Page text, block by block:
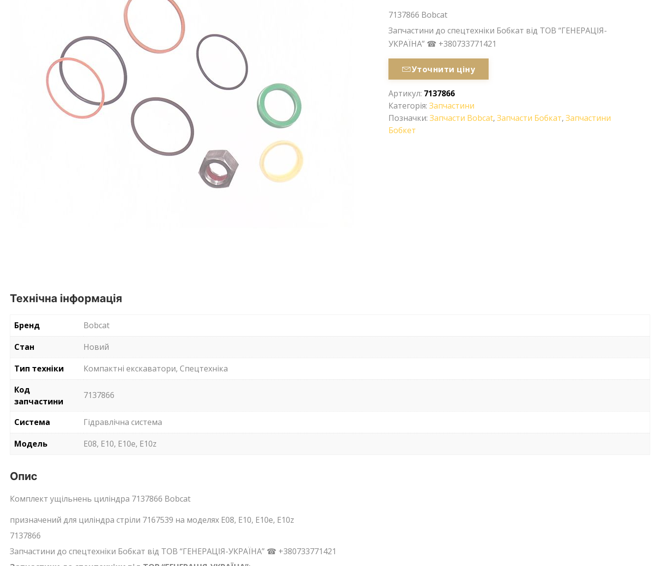
7137866 Bobcat
Запчастини до спецтехніки Бобкат від ТОВ “ГЕНЕРАЦІЯ-
УКРАЇНА” ☎ +380733771421
Уточнити ціну
Артикул: 7137866
Категорія:Запчастини
Позначки:Запчасти Bobcat,Запчасти Бобкат,Запчастини
Бобкет
Технічна інформація
Бренд
Bobcat
Стан
Новий
Тип техніки
Компактні екскаватори, Спецтехніка
Код
запчастини
7137866
Система
Гідравлічна система
Модель
E08, E10, E10e, E10z
Опис
Комплект ущільнень циліндра 7137866 Bobcat
призначений для циліндра стріли 7167539 на моделях E08, E10, E10e, E10z
7137866
Запчастини до спецтехніки Бобкат від ТОВ “ГЕНЕРАЦІЯ-УКРАЇНА” ☎ +380733771421